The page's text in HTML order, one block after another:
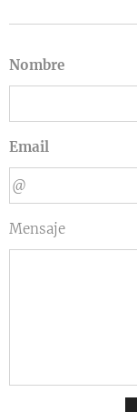
Nombre
Email
Mensaje